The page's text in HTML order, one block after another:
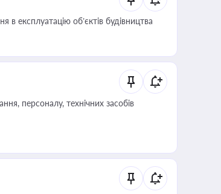
експлуатацію об’єктів будівництва
персоналу, технічних засобів